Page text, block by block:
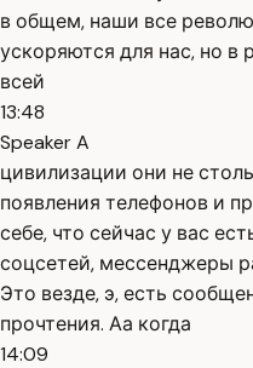
в общем, наши все
ускоряются для нас, но в
всей
13:48
Speaker A
цивилизации они не
появления телефонов и
себе, что сейчас у вас
соцсетей, мессенджеры
Это везде, э, есть
прочтения. Аа когда
14:09